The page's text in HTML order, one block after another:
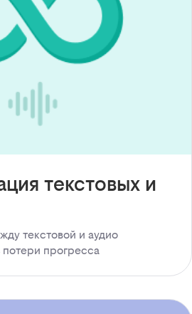
текстовых и
текстовой и аудио
прогресса